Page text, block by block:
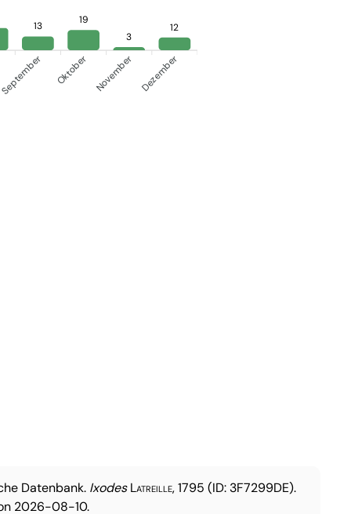
13
19
3
12
September Oktober November Dezember
Datenbank. IxodesLatreille, 1795 (ID: 3F7299DE).
2026-08-10.